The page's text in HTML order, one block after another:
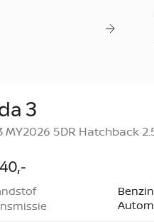
3
MY2026 5DR Hatchback